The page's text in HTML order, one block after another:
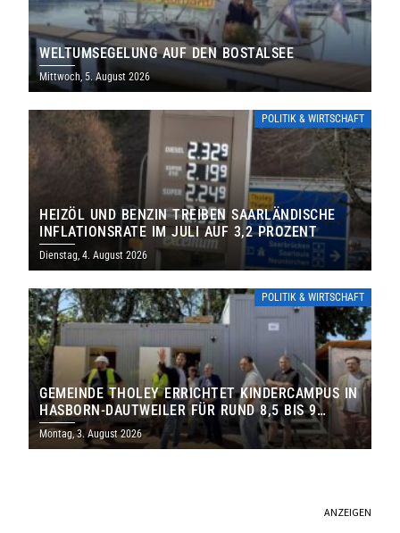
WELTUMSEGELUNG AUF DEN BOSTALSEE
Mittwoch, 5. August 2026
POLITIK & WIRTSCHAFT
HEIZÖL UND BENZIN TREIBEN SAARLÄNDISCHE
INFLATIONSRATE IM JULI AUF 3,2 PROZENT
Dienstag, 4. August 2026
POLITIK & WIRTSCHAFT
GEMEINDE THOLEY ERRICHTET KINDERCAMPUS IN
HASBORN-DAUTWEILER FÜR RUND 8,5 BIS 9
MILLIONEN EURO
Montag, 3. August 2026
ANZEIGEN